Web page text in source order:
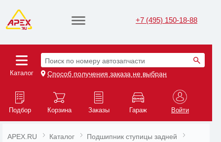
+7 (495) 150-18-88
Каталог
Поиск по номеру автозапчасти
Способ получения заказа не выбран
Подбор Корзина Заказы Гараж Войти
APEX.RU Каталог
Подшипник ступицы задней